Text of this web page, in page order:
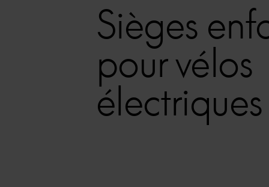
Sièges
pour vélos
électriques